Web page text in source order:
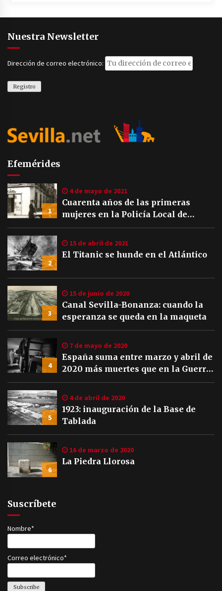
Nuestra Newsletter
Dirección de correo electrónico:
Efemérides
1
4 de mayo de 2021
Cuarenta años de las primeras
mujeres en la Policía Local de
Sevilla
2
15 de abril de 2021
El Titanic se hunde en el Atlántico
3
15 de junio de 2020
Canal Sevilla-Bonanza: cuando la
esperanza se queda en la maqueta
4
7 de mayo de 2020
España suma entre marzo y abril de
2020 más muertes que en la Guerra
Civil
5
4 de abril de 2020
1923: inauguración de la Base de
Tablada
6
16 de marzo de 2020
La Piedra Llorosa
Suscríbete
Nombre*
Correo electrónico*